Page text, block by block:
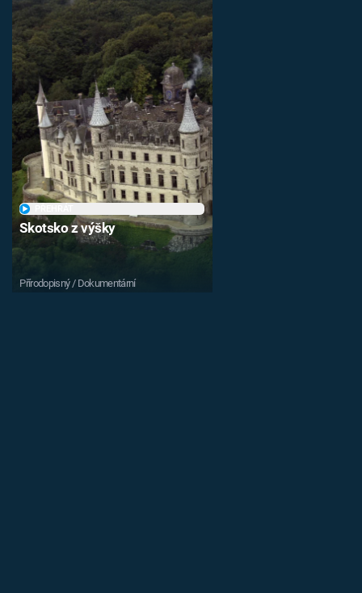
Skotsko z výšky
Přírodopisný / Dokumentární